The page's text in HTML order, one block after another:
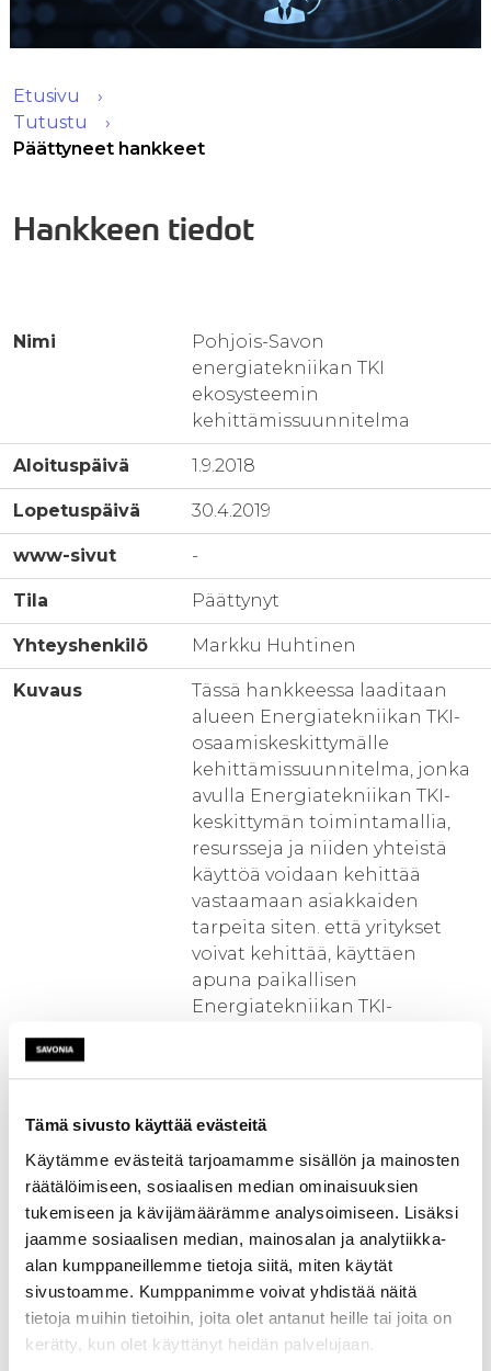
Tämä sivusto käyttää evästeitä
Käytämme evästeitä tarjoamamme sisällön ja mainosten
räätälöimiseen, sosiaalisen median ominaisuuksien
tukemiseen ja kävijämäärämme analysoimiseen. Lisäksi
jaamme sosiaalisen median, mainosalan ja analytiikka-
alan kumppaneillemme tietoja siitä, miten käytät
sivustoamme. Kumppanimme voivat yhdistää näitä
tietoja muihin tietoihin, joita olet antanut heille tai joita on
kerätty, kun olet käyttänyt heidän palvelujaan.
Etusivu
Tutustu
Päättyneet hankkeet
Hankkeen tiedot
Nimi
Pohjois-Savon
energiatekniikan TKI
ekosysteemin
kehittämissuunnitelma
Aloituspäivä 1.9.2018
Lopetuspäivä 30.4.2019
www-sivut -
Tila Päättynyt
Yhteyshenkilö Markku Huhtinen
Kuvaus
Tässä hankkeessa laaditaan
alueen Energiatekniikan TKI-
osaamiskeskittymälle
kehittämissuunnitelma, jonka
avulla Energiatekniikan TKI-
keskittymän toimintamallia,
resursseja ja niiden yhteistä
käyttöä voidaan kehittää
vastaamaan asiakkaiden
tarpeita siten. että yritykset
voivat kehittää, käyttäen
apuna paikallisen
Energiatekniikan TKI-
markkinoille ja samalla
Energiatekniikan TKI-
keskuksen pitkäjänteinen
liiketaloudellisesti kestävä
toiminta.
Lopullisena tavoitteena (kun
tässä hankkeessa laadittu
suunnitelma on toteutettu
erillisen rahoituksen turvin) on